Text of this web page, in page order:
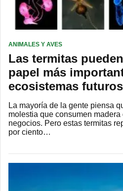
ANIMALES Y AVES
Las termitas
papel más
ecosistemas futuros
La mayoría de la gente piensa
molestia que consumen
negocios. Pero estas termitas
por ciento…